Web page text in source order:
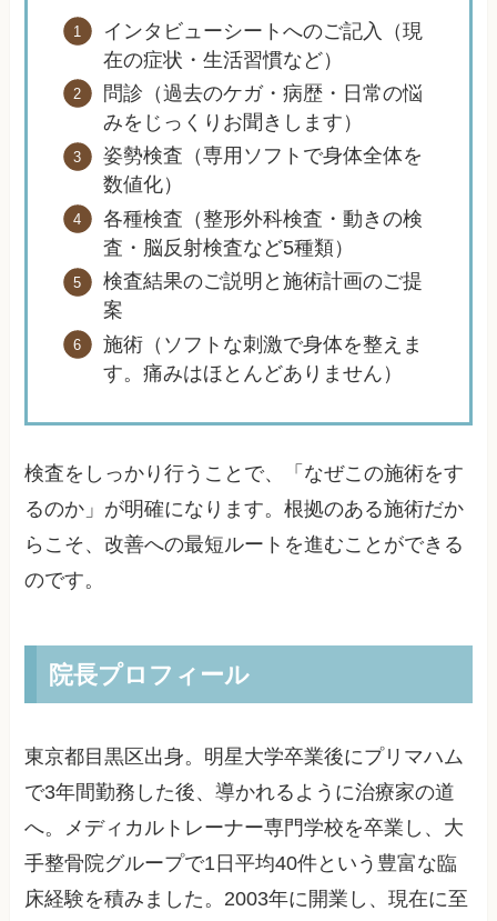
インタビューシートへのご記入（現
在の症状・生活習慣など）
問診（過去のケガ・病歴・日常の悩
みをじっくりお聞きします）
姿勢検査（専用ソフトで身体全体を
数値化）
各種検査（整形外科検査・動きの検
査・脳反射検査など5種類）
検査結果のご説明と施術計画のご提
案
施術（ソフトな刺激で身体を整えま
す。痛みはほとんどありません）
検査をしっかり行うことで、「なぜこの施術をす
るのか」が明確になります。根拠のある施術だか
らこそ、改善への最短ルートを進むことができる
のです。
院長プロフィール
東京都目黒区出身。明星大学卒業後にプリマハム
で3年間勤務した後、導かれるように治療家の道
へ。メディカルトレーナー専門学校を卒業し、大
手整骨院グループで1日平均40件という豊富な臨
床経験を積みました。2003年に開業し、現在に至